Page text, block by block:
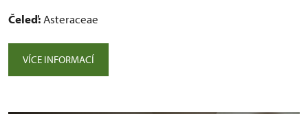
Čeleď: Asteraceae
VÍCE INFORMACÍ